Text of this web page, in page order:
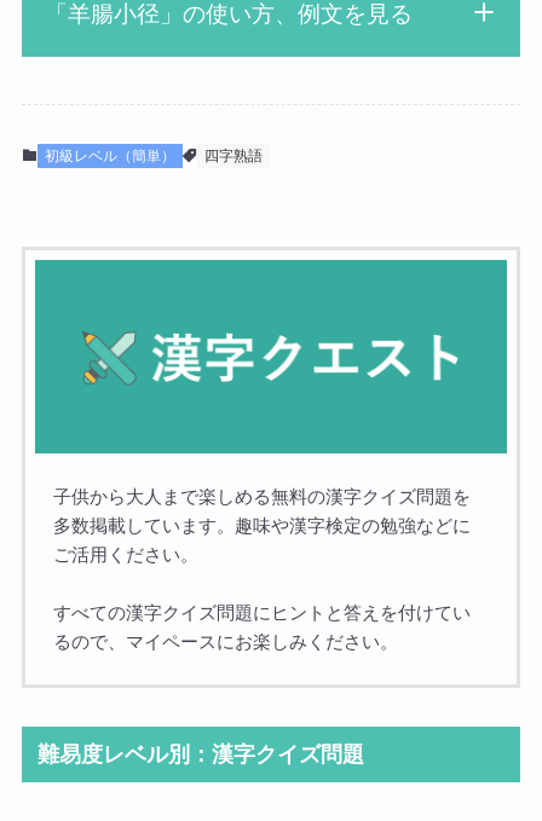
よ○ち○う○ょ○け○
ようちょうしょうけい
「羊腸小径」の使い方、例文を見る
羊腸小径の山道を登る
初級レベル（簡単） 四字熟語
子供から大人まで楽しめる無料の漢字クイズ問題を
多数掲載しています。趣味や漢字検定の勉強などに
ご活用ください。
すべての漢字クイズ問題にヒントと答えを付けてい
るので、マイペースにお楽しみください。
難易度レベル別：漢字クイズ問題